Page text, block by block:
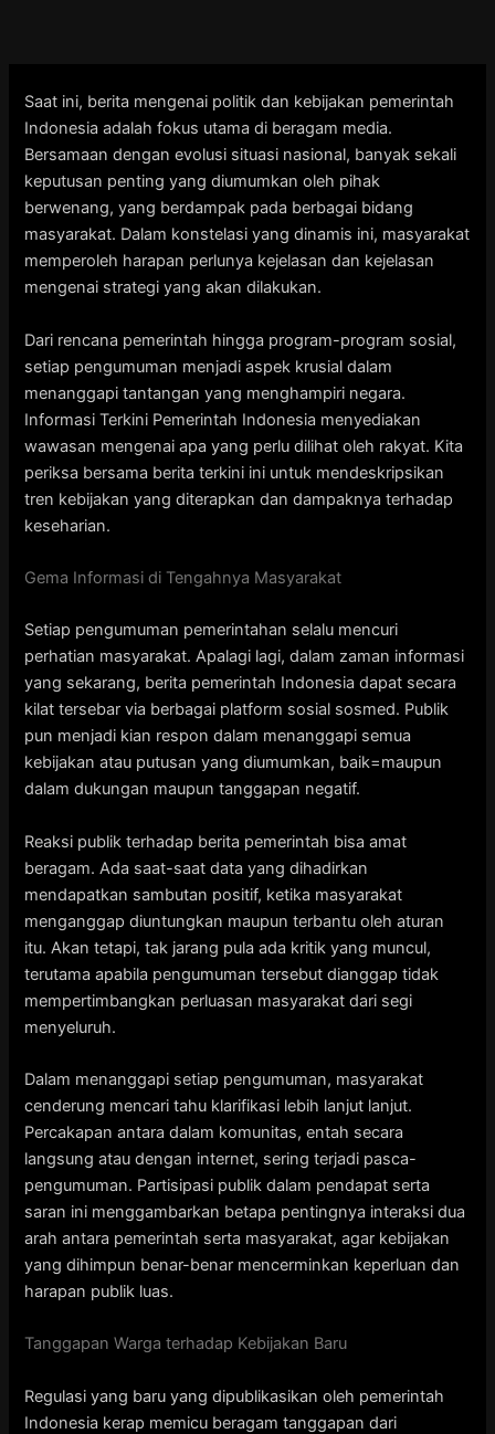
Saat ini, berita mengenai politik dan kebijakan pemerintah
Indonesia adalah fokus utama di beragam media.
Bersamaan dengan evolusi situasi nasional, banyak sekali
keputusan penting yang diumumkan oleh pihak
berwenang, yang berdampak pada berbagai bidang
masyarakat. Dalam konstelasi yang dinamis ini, masyarakat
memperoleh harapan perlunya kejelasan dan kejelasan
mengenai strategi yang akan dilakukan.
Dari rencana pemerintah hingga program-program sosial,
setiap pengumuman menjadi aspek krusial dalam
menanggapi tantangan yang menghampiri negara.
Informasi Terkini Pemerintah Indonesia menyediakan
wawasan mengenai apa yang perlu dilihat oleh rakyat. Kita
periksa bersama berita terkini ini untuk mendeskripsikan
tren kebijakan yang diterapkan dan dampaknya terhadap
keseharian.
Gema Informasi di Tengahnya Masyarakat
Setiap pengumuman pemerintahan selalu mencuri
perhatian masyarakat. Apalagi lagi, dalam zaman informasi
yang sekarang, berita pemerintah Indonesia dapat secara
kilat tersebar via berbagai platform sosial sosmed. Publik
pun menjadi kian respon dalam menanggapi semua
kebijakan atau putusan yang diumumkan, baik=maupun
dalam dukungan maupun tanggapan negatif.
Reaksi publik terhadap berita pemerintah bisa amat
beragam. Ada saat-saat data yang dihadirkan
mendapatkan sambutan positif, ketika masyarakat
menganggap diuntungkan maupun terbantu oleh aturan
itu. Akan tetapi, tak jarang pula ada kritik yang muncul,
terutama apabila pengumuman tersebut dianggap tidak
mempertimbangkan perluasan masyarakat dari segi
menyeluruh.
Dalam menanggapi setiap pengumuman, masyarakat
cenderung mencari tahu klarifikasi lebih lanjut lanjut.
Percakapan antara dalam komunitas, entah secara
langsung atau dengan internet, sering terjadi pasca-
pengumuman. Partisipasi publik dalam pendapat serta
saran ini menggambarkan betapa pentingnya interaksi dua
arah antara pemerintah serta masyarakat, agar kebijakan
yang dihimpun benar-benar mencerminkan keperluan dan
harapan publik luas.
Tanggapan Warga terhadap Kebijakan Baru
Regulasi yang baru yang dipublikasikan oleh pemerintah
Indonesia kerap memicu beragam tanggapan dari